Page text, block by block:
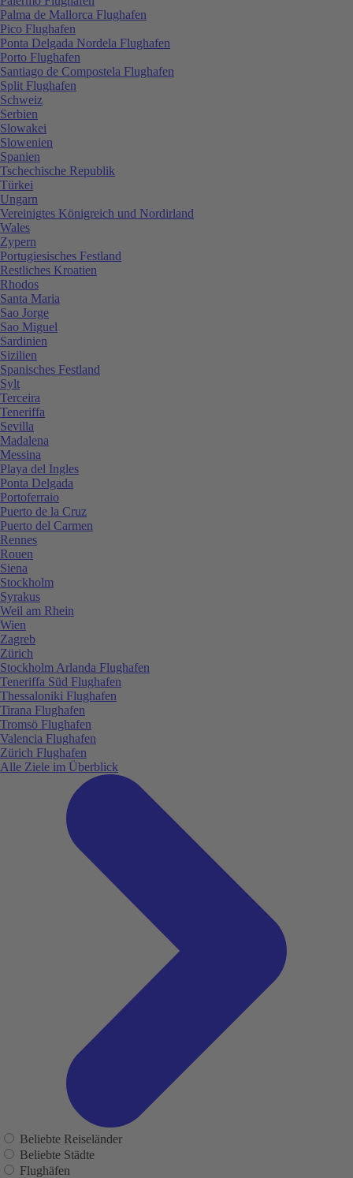
Palma de Mallorca Flughafen
Pico Flughafen
Ponta Delgada Nordela Flughafen
Porto Flughafen
Santiago de Compostela Flughafen
Split Flughafen
Schweiz
Serbien
Slowakei
Slowenien
Spanien
Tschechische Republik
Türkei
Ungarn
Vereinigtes Königreich und Nordirland
Wales
Zypern
Portugiesisches Festland
Restliches Kroatien
Rhodos
Santa Maria
Sao Jorge
Sao Miguel
Sardinien
Sizilien
Spanisches Festland
Sylt
Terceira
Teneriffa
Sevilla
Madalena
Messina
Playa del Ingles
Ponta Delgada
Portoferraio
Puerto de la Cruz
Puerto del Carmen
Rennes
Rouen
Siena
Stockholm
Syrakus
Weil am Rhein
Wien
Zagreb
Zürich
Stockholm Arlanda Flughafen
Teneriffa Süd Flughafen
Thessaloniki Flughafen
Tirana Flughafen
Tromsö Flughafen
Valencia Flughafen
Zürich Flughafen
Alle Ziele im Überblick
Beliebte Reiseländer
Beliebte Städte
Flughäfen